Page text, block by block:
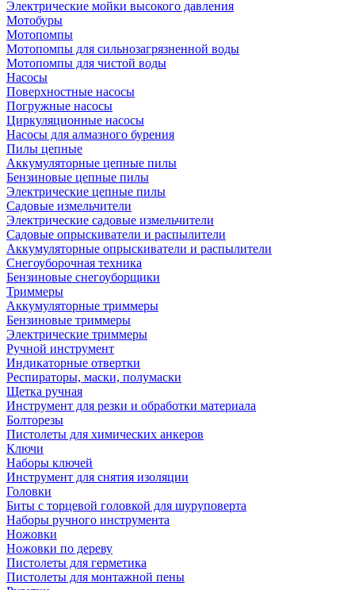
Электрические мойки высокого давления
Мотобуры
Мотопомпы
Мотопомпы для сильнозагрязненной воды
Мотопомпы для чистой воды
Насосы
Поверхностные насосы
Погружные насосы
Циркуляционные насосы
Насосы для алмазного бурения
Пилы цепные
Аккумуляторные цепные пилы
Бензиновые цепные пилы
Электрические цепные пилы
Садовые измельчители
Электрические садовые измельчители
Садовые опрыскиватели и распылители
Аккумуляторные опрыскиватели и распылители
Снегоуборочная техника
Бензиновые снегоуборщики
Триммеры
Аккумуляторные триммеры
Бензиновые триммеры
Электрические триммеры
Ручной инструмент
Индикаторные отвертки
Респираторы, маски, полумаски
Щетка ручная
Инструмент для резки и обработки материала
Болторезы
Пистолеты для химических анкеров
Ключи
Наборы ключей
Инструмент для снятия изоляции
Головки
Биты с торцевой головкой для шуруповерта
Наборы ручного инструмента
Ножовки
Ножовки по дереву
Пистолеты для герметика
Пистолеты для монтажной пены